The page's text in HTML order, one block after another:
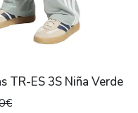
TR-ES 3S Niña Verde